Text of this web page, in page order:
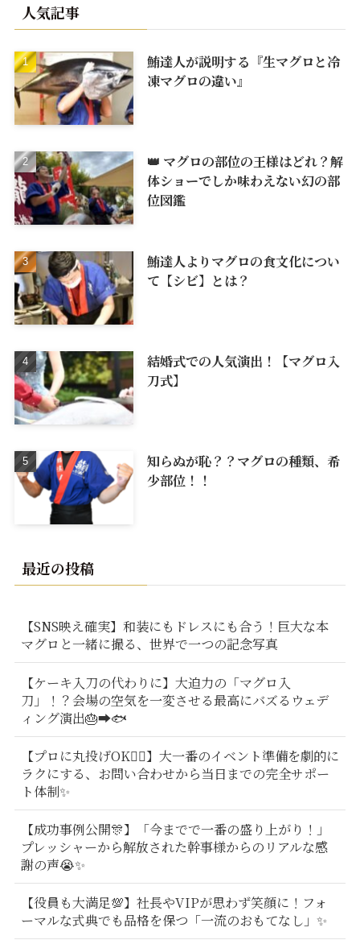
人気記事
鮪達人が説明する『生マグロと冷
凍マグロの違い』
👑 マグロの部位の王様はどれ？解
体ショーでしか味わえない幻の部
位図鑑
鮪達人よりマグロの食文化につい
て【シビ】とは？
結婚式での人気演出！【マグロ入
刀式】
知らぬが恥？？マグロの種類、希
少部位！！
最近の投稿
【SNS映え確実】和装にもドレスにも合う！巨大な本
マグロと一緒に撮る、世界で一つの記念写真
【ケーキ入刀の代わりに】大迫力の「マグロ入
刀」！？会場の空気を一変させる最高にバズるウェデ
ィング演出🎂➡️🐟
【プロに丸投げOK🙆‍♂️】大一番のイベント準備を劇的に
ラクにする、お問い合わせから当日までの完全サポー
ト体制✨
【成功事例公開🎊】「今までで一番の盛り上がり！」
プレッシャーから解放された幹事様からのリアルな感
謝の声😭✨
【役員も大満足💯】社長やVIPが思わず笑顔に！フォ
ーマルな式典でも品格を保つ「一流のおもてなし」✨